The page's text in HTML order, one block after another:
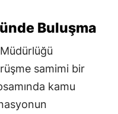
Buluşma
samimi bir
kamu